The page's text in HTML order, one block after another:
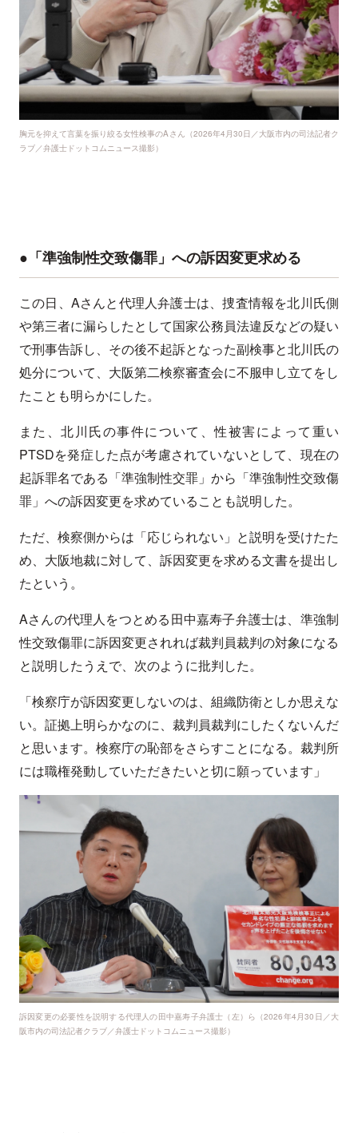
胸元を抑えて言葉を振り絞る女性検事のAさん（2026年4月30日／大阪市内の司法記者ク
ラブ／弁護士ドットコムニュース撮影）
●「準強制性交致傷罪」への訴因変更求める
この日、Aさんと代理人弁護士は、捜査情報を北川氏側
や第三者に漏らしたとして国家公務員法違反などの疑い
で刑事告訴し、その後不起訴となった副検事と北川氏の
処分について、大阪第二検察審査会に不服申し立てをし
たことも明らかにした。
また、北川氏の事件について、性被害によって重い
PTSDを発症した点が考慮されていないとして、現在の
起訴罪名である「準強制性交罪」から「準強制性交致傷
罪」への訴因変更を求めていることも説明した。
ただ、検察側からは「応じられない」と説明を受けたた
め、大阪地裁に対して、訴因変更を求める文書を提出し
たという。
Aさんの代理人をつとめる田中嘉寿子弁護士は、準強制
性交致傷罪に訴因変更されれば裁判員裁判の対象になる
と説明したうえで、次のように批判した。
「検察庁が訴因変更しないのは、組織防衛としか思えな
い。証拠上明らかなのに、裁判員裁判にしたくないんだ
と思います。検察庁の恥部をさらすことになる。裁判所
には職権発動していただきたいと切に願っています」
訴因変更の必要性を説明する代理人の田中嘉寿子弁護士（左）ら（2026年4月30日／大
阪市内の司法記者クラブ／弁護士ドットコムニュース撮影）